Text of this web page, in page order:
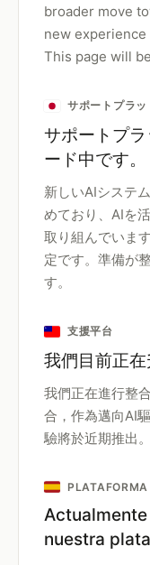
broader move
new
This page will
サポートプラ
サポートプ
ード中です。
新しいAIシステ
めており、AIを
取り組んでいま
定です。準備が
す。
支援平台
我們目前正在
我們正在進行整
合，作為邁向AI
驗將於近期推出
nuestra